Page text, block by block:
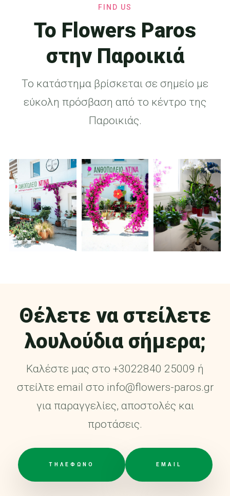
FIND US
Το Flowers Paros
στην Παροικιά
Το κατάστημα βρίσκεται σε σημείο με
εύκολη πρόσβαση από το κέντρο της
Παροικιάς.
Θέλετε να στείλετε
λουλούδια σήμερα;
Καλέστε μας στο +3022840 25009 ή
στείλτε email στο info@flowers-paros.gr
για παραγγελίες, αποστολές και
προτάσεις.
ΤΗΛΕΦΩΝΟ EMAIL